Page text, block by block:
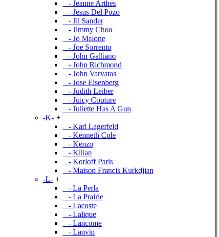
- Jeanne Arthes
- Jesus Del Pozo
- Jil Sander
- Jimmy Choo
- Jo Malone
- Joe Sorrento
- John Galliano
- John Richmond
- John Varvatos
- Jose Eisenberg
- Judith Leiber
- Juicy Couture
- Juliette Has A Gun
-K- +
- Karl Lagerfeld
- Kenneth Cole
- Kenzo
- Kilian
- Korloff Paris
- Maison Francis Kurkdjian
-L- +
- La Perla
- La Prairie
- Lacoste
- Lalique
- Lancome
- Lanvin